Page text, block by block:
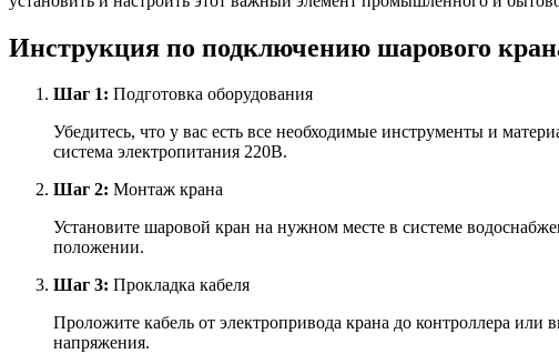
Инструкция по подключению шарового
Шаг 1: Подготовка оборудования
Убедитесь, что у вас есть все необходимые инструменты и
система электропитания 220В.
Шаг 2: Монтаж крана
Установите шаровой кран на нужном месте в системе
положении.
Шаг 3: Прокладка кабеля
Проложите кабель от электропривода крана до контроллера
напряжения.